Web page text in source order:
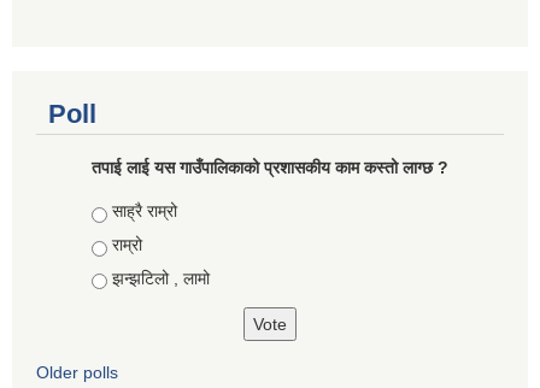
Poll
तपाई लाई यस गाउँपालिकाको प्रशासकीय काम कस्तो लाग्छ ?
Choices
साह्रै राम्रो
राम्रो
झन्झटिलो , लामो
Older polls